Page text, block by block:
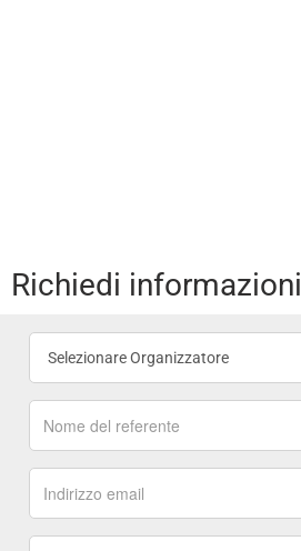
Richiedi informazioni